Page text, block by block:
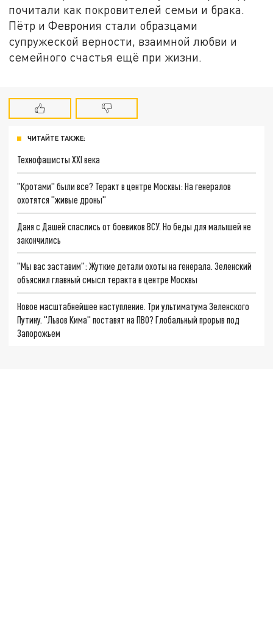
почитали как покровителей семьи и брака.
Пётр и Феврония стали образцами
супружеской верности, взаимной любви и
семейного счастья ещё при жизни.
ЧИТАЙТЕ ТАКЖЕ:
Технофашисты XXI века
"Кротами" были все? Теракт в центре Москвы: На генералов
охотятся "живые дроны"
Даня с Дашей спаслись от боевиков ВСУ. Но беды для малышей не
закончились
"Мы вас заставим": Жуткие детали охоты на генерала. Зеленский
объяснил главный смысл теракта в центре Москвы
Новое масштабнейшее наступление. Три ультиматума Зеленского
Путину. "Львов Кима" поставят на ПВО? Глобальный прорыв под
Запорожьем